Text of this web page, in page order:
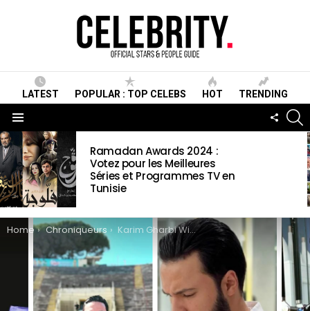
LATEST POPULAR : TOP CELEBS HOT TRENDING
LATEST
STORIES
Ramadan Awards 2024 :
Votez pour les Meilleures
Séries et Programmes TV en
Tunisie
You are here:
Home Chroniqueurs Karim Gharbi Wiki ,Biographie, Age, Taille, Mariage, Contact & Informations